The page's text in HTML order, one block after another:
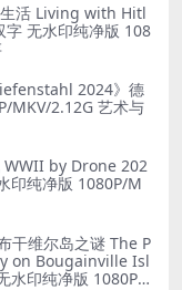
活 Living with Hitl
无水印纯净版 108
2024》德
MKV/2.12G 艺术与
WWII by Drone 202
印纯净版 1080P/M
干维尔岛之谜 The P
on Bougainville Isl
水印纯净版 1080P/